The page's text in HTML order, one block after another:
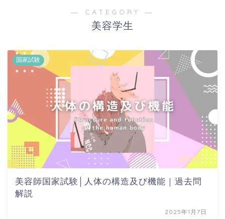
― CATEGORY ―
美容学生
国家試験
美容師国家試験│人体の構造及び機能｜過去問
解説
2025年1月7日